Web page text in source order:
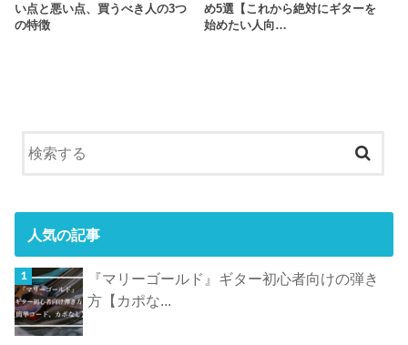
い点と悪い点、買うべき人の3つ
の特徴
め5選【これから絶対にギターを
始めたい人向…
人気の記事
『マリーゴールド』ギター初心者向けの弾き
方【カポな...